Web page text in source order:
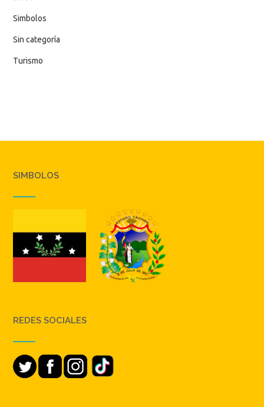
Simbolos
Sin categoría
Turismo
SIMBOLOS
REDES SOCIALES